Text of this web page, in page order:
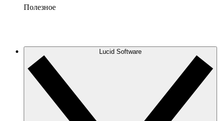
Полезное
Lucid Software